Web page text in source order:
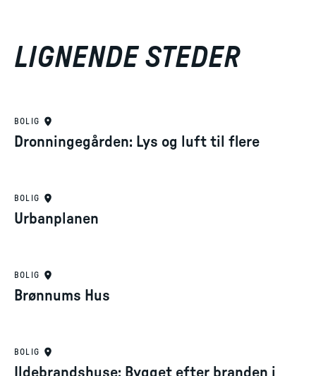
LIGNENDE STEDER
BOLIG
Dronningegården: Lys og luft til flere
BOLIG
Urbanplanen
BOLIG
Brønnums Hus
BOLIG
Ildebrandshuse: Bygget efter branden i